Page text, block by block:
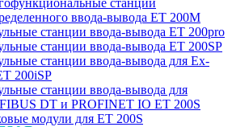
станции
ввода-вывода ET 200M
станции ввода-вывода ET 200pro
станции ввода-вывода ET 200SP
станции ввода-вывода для Ex-
200iSP
станции ввода-вывода для
DT и PROFINET IO ET 200S
модули для ET 200S